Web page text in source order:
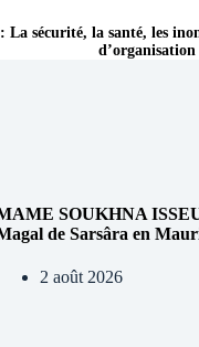
La sécurité, la santé, les
d’organisation
SOUKHNA
de Sarsâra en
2 août 2026